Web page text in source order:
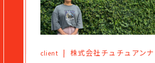
client | 株式会社チュチュアンナ